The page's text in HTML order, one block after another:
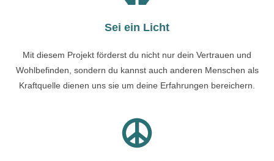
Sei ein Licht
Mit diesem Projekt förderst du nicht nur dein Vertrauen und
Wohlbefinden, sondern du kannst auch anderen Menschen als
Kraftquelle dienen uns sie um deine Erfahrungen bereichern.